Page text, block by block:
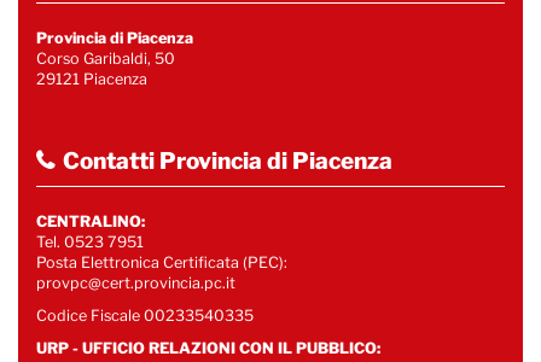
Provincia di Piacenza
Corso Garibaldi, 50
29121 Piacenza
Contatti Provincia di Piacenza
CENTRALINO:
Tel. 0523 7951
Posta Elettronica Certificata (PEC):
provpc@cert.provincia.pc.it
Codice Fiscale 00233540335
URP - UFFICIO RELAZIONI CON IL PUBBLICO: